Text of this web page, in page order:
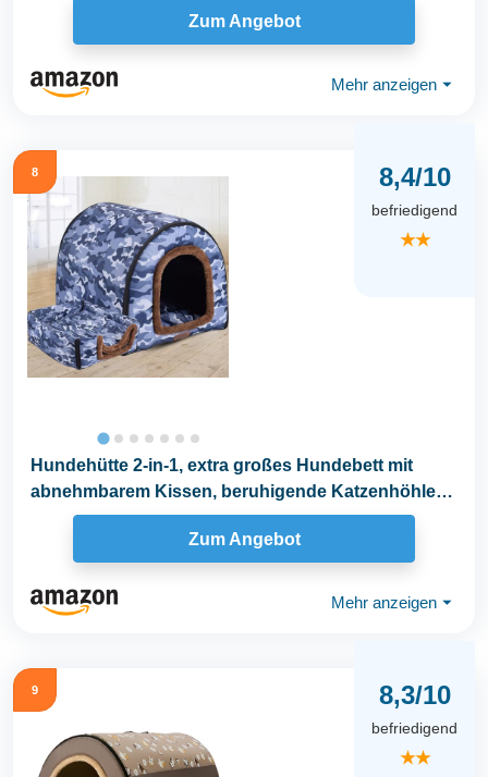
Zum Angebot
Mehr anzeigen ⏷
8 8,4/10
befriedigend
★★
Hundehütte 2-in-1, extra großes Hundebett mit
abnehmbarem Kissen, beruhigende Katzenhöhle
Zum Angebot
Mehr anzeigen ⏷
9 8,3/10
befriedigend
★★